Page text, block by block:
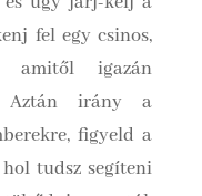
fel egy csinos,
amitől igazán
Aztán irány a
figyeld a
tudsz segíteni